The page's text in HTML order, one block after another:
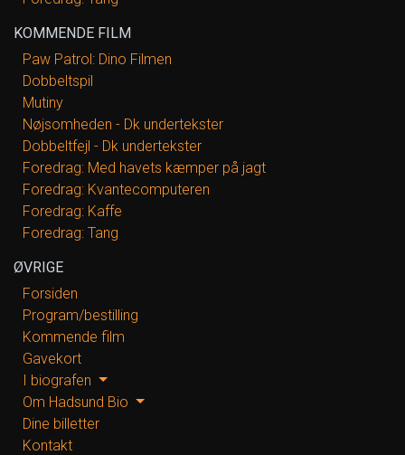
KOMMENDE FILM
Paw Patrol: Dino Filmen
Dobbeltspil
Mutiny
Nøjsomheden - Dk undertekster
Dobbeltfejl - Dk undertekster
Foredrag: Med havets kæmper på jagt
Foredrag: Kvantecomputeren
Foredrag: Kaffe
Foredrag: Tang
ØVRIGE
Forsiden
Program/bestilling
Kommende film
Gavekort
I biografen
Om Hadsund Bio
Dine billetter
Kontakt